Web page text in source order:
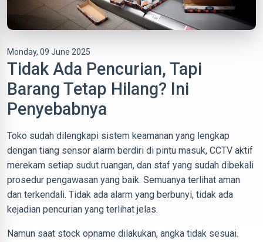
Monday, 09 June 2025
Tidak Ada Pencurian, Tapi
Barang Tetap Hilang? Ini
Penyebabnya
Toko sudah dilengkapi sistem keamanan yang lengkap
dengan tiang sensor alarm berdiri di pintu masuk, CCTV aktif
merekam setiap sudut ruangan, dan staf yang sudah dibekali
prosedur pengawasan yang baik. Semuanya terlihat aman
dan terkendali. Tidak ada alarm yang berbunyi, tidak ada
kejadian pencurian yang terlihat jelas.
Namun saat stock opname dilakukan, angka tidak sesuai.